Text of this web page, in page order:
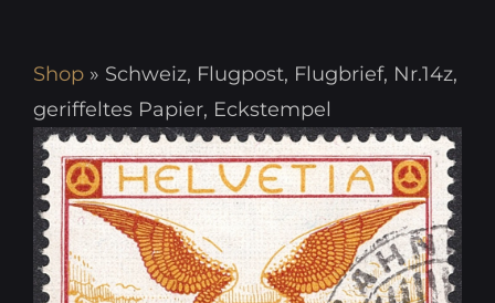
Shop » Schweiz, Flugpost, Flugbrief, Nr.14z,
geriffeltes Papier, Eckstempel